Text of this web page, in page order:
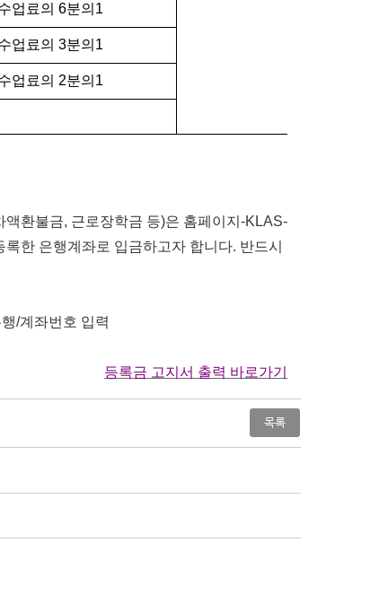
업료의 6분의 1
업료의 3분의 1
업료의 2분의 1
액환불금, 근로장학금 등)은 홈페이지 -KLAS-
한 은행계좌로 입금하고자 합니다. 반드시
/계좌번호 입력
등록금 고지서 출력 바로가기
목록